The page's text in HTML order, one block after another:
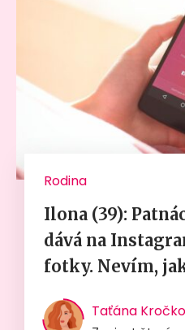
Rodina
Ilona (39):
dává na
fotky. Nevím,
Taťána